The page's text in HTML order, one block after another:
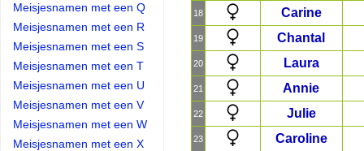
Meisjesnamen met een Q
Meisjesnamen met een R
Meisjesnamen met een S
Meisjesnamen met een T
Meisjesnamen met een U
Meisjesnamen met een V
Meisjesnamen met een W
Meisjesnamen met een X
18 Carine
19 Chantal
20 Laura
21 Annie
22 Julie
23 Caroline